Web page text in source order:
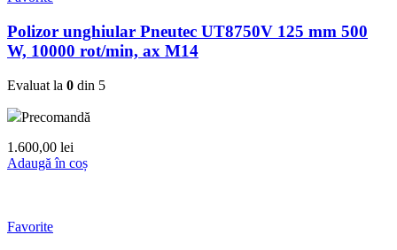
Polizor unghiular Pneutec UT8750V 125 mm 500
W, 10000 rot/min, ax M14
Evaluat la 0 din 5
Precomandă
1.600,00 lei
Adaugă în coș
Favorite